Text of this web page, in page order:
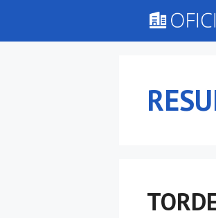
contenido